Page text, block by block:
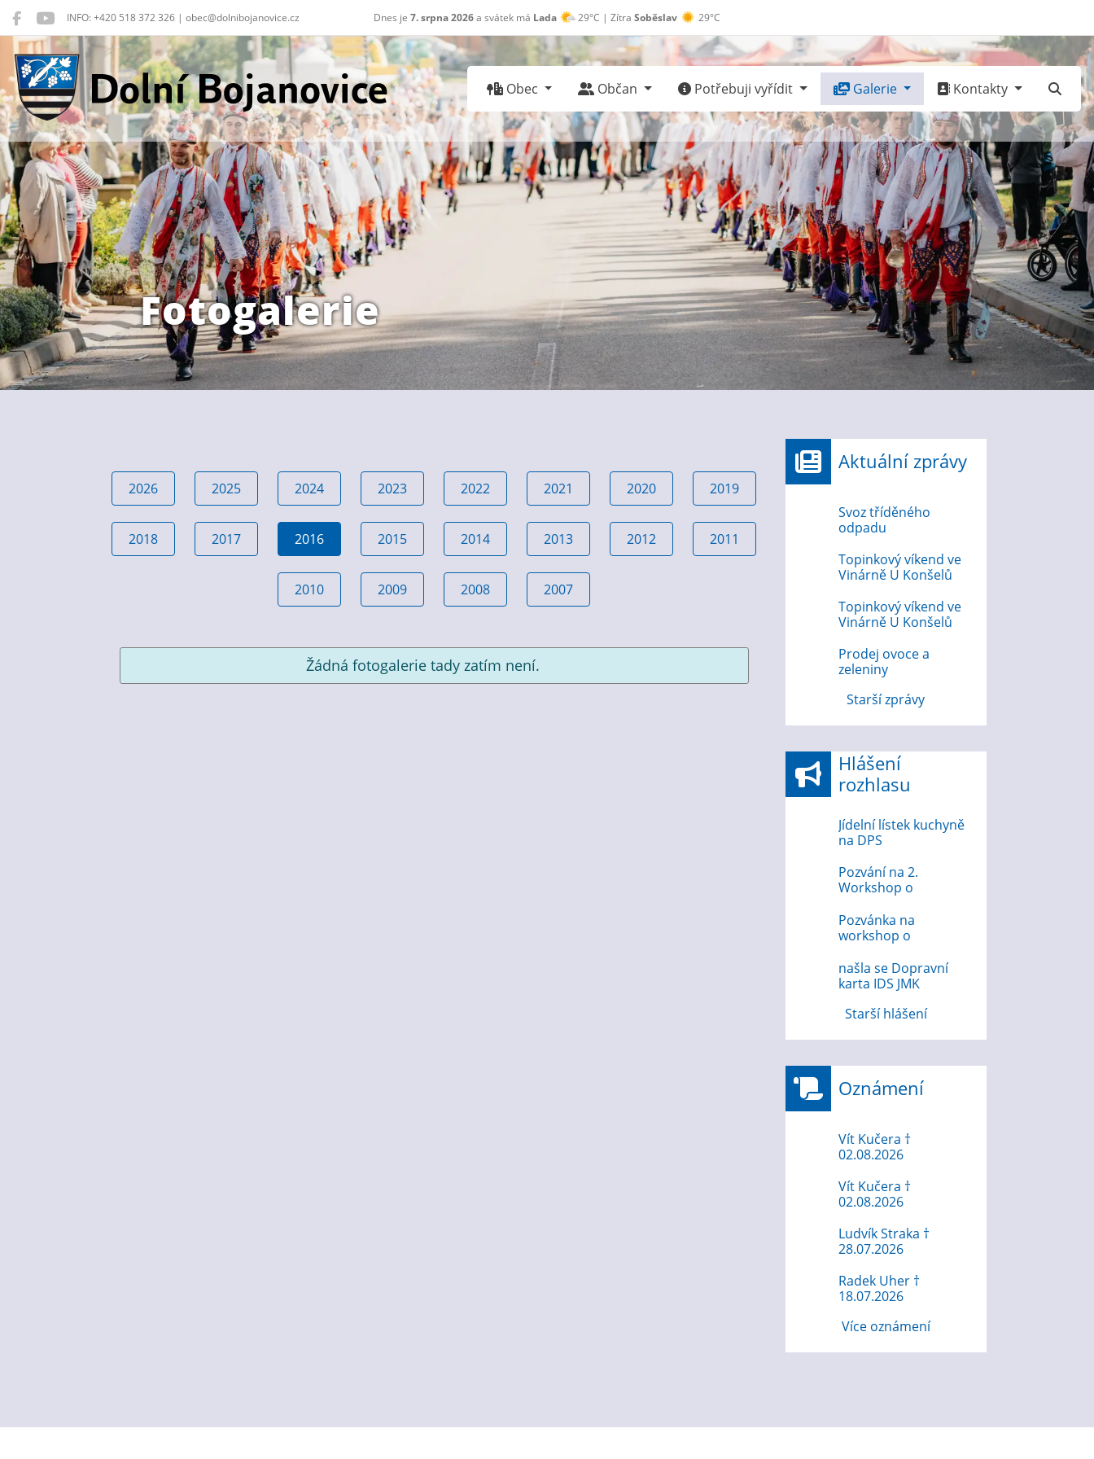
INFO: +420 518 372 326 | obec@dolnibojanovice.cz Dnes je 7. srpna 2026a svátek má Lada 29°C | Zítra Soběslav 29°C
Dolní Bojanovice
Obec Občan Potřebuji vyřídit Galerie Kontakty
Fotogalerie
2026 2025 2024 2023 2022 2021 2020 2019
2018 2017 2016 2015 2014 2013 2012 2011
2010 2009 2008 2007
Žádná fotogalerie tady zatím není.
Aktuální zprávy
Svoz tříděného
odpadu
Topinkový víkend ve
Vinárně U Konšelů
Topinkový víkend ve
Vinárně U Konšelů
Prodej ovoce a
zeleniny
Starší zprávy
Hlášení
rozhlasu
Jídelní lístek kuchyně
na DPS
Pozvání na 2.
Workshop o
internetu
Pozvánka na
workshop o
internetu 12.8.2026
našla se Dopravní
karta IDS JMK
Starší hlášení
Oznámení
Vít Kučera †
02.08.2026
Vít Kučera †
02.08.2026
Ludvík Straka †
28.07.2026
Radek Uher †
18.07.2026
Více oznámení